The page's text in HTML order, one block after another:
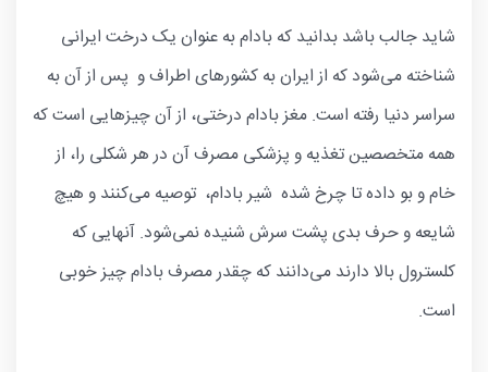
شاید جالب باشد بدانید که بادام به عنوان یک درخت ایرانی
شناخته می‌شود که از ایران به کشورهای اطراف و پس از آن به
سراسر دنیا رفته است. مغز بادام درختی، از آن چیزهایی است که
همه متخصصین تغذیه و پزشکی مصرف آن در هر شکلی را، از
خام و بو داده تا چرخ شده شیر بادام، توصیه می‌کنند و هیچ
شایعه و حرف بدی پشت سرش شنیده نمی‌شود. آنهایی که
کلسترول بالا دارند می‌دانند که چقدر مصرف بادام چیز خوبی
است.